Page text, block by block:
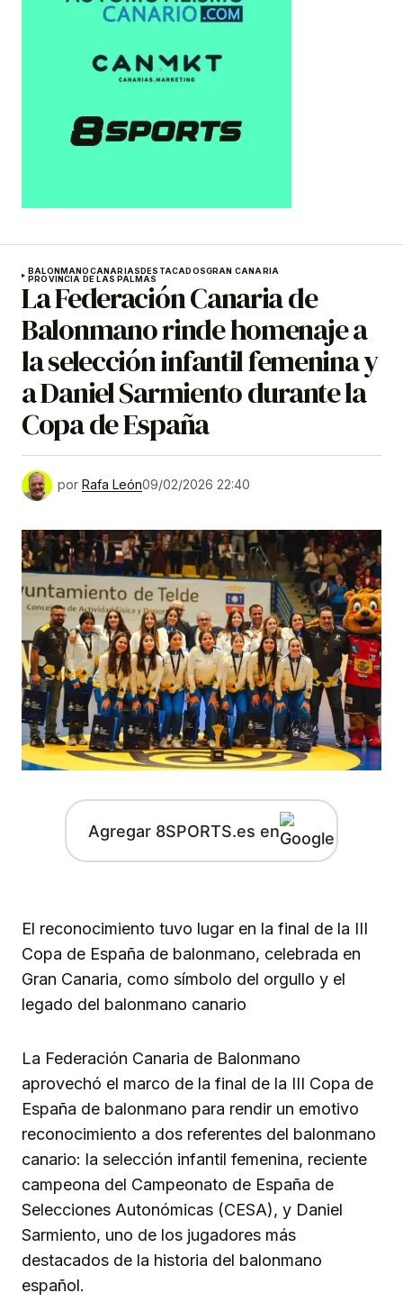
BALONMANOCANARIAS DESTACADOSGRAN CANARIA
PROVINCIA DE LAS PALMAS
La Federación Canaria de
Balonmano rinde homenaje a
la selección infantil femenina y
a Daniel Sarmiento durante la
Copa de España
por Rafa León09/02/2026 22:40
Agregar 8SPORTS.es en
El reconocimiento tuvo lugar en la final de la III
Copa de España de balonmano, celebrada en
Gran Canaria, como símbolo del orgullo y el
legado del balonmano canario
La Federación Canaria de Balonmano
aprovechó el marco de la final de la III Copa de
España de balonmano para rendir un emotivo
reconocimiento a dos referentes del balonmano
canario: la selección infantil femenina, reciente
campeona del Campeonato de España de
Selecciones Autonómicas (CESA), y Daniel
Sarmiento, uno de los jugadores más
destacados de la historia del balonmano
español.